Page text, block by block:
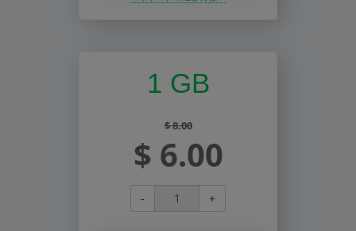
1 GB
$ 8.00
$ 6.00
- +